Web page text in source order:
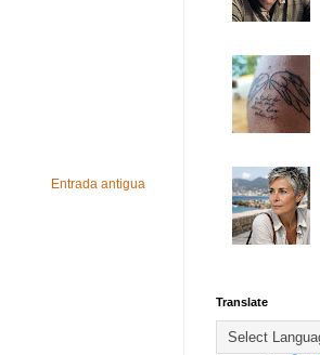
Entrada antigua
Translate